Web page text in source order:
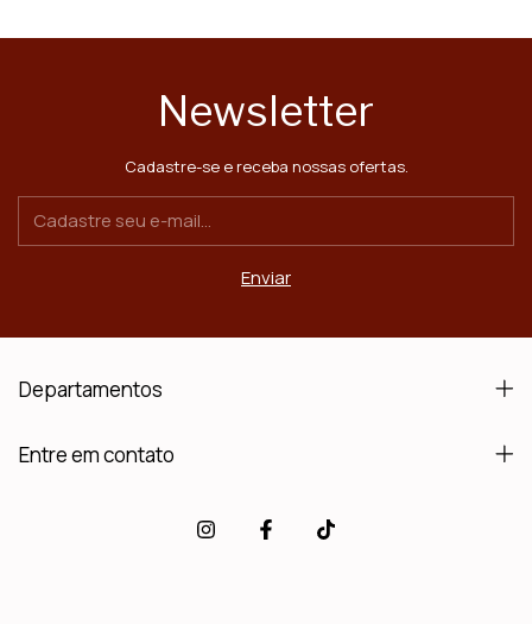
Newsletter
Cadastre-se e receba nossas ofertas.
Departamentos
Entre em contato